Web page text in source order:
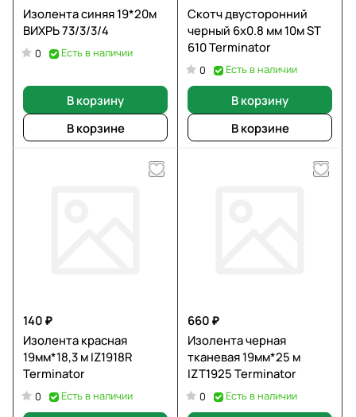
Изолента синяя 19*20м
ВИХРЬ 73/3/3/4
0 Есть в наличии
В корзину
В корзине
Скотч двусторонний
черный 6х0.8 мм 10м ST
610 Terminator
0 Есть в наличии
В корзину
В корзине
140 ₽
Изолента красная
19мм*18,3 м IZ1918R
Terminator
0 Есть в наличии
660 ₽
Изолента черная
тканевая 19мм*25 м
IZT1925 Terminator
0 Есть в наличии